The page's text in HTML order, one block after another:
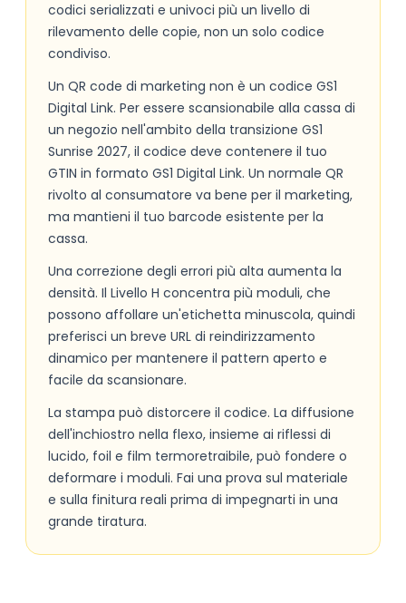
codici serializzati e univoci più un livello di
rilevamento delle copie, non un solo codice
condiviso.
Un QR code di marketing non è un codice GS1
Digital Link. Per essere scansionabile alla cassa di
un negozio nell'ambito della transizione GS1
Sunrise 2027, il codice deve contenere il tuo
GTIN in formato GS1 Digital Link. Un normale QR
rivolto al consumatore va bene per il marketing,
ma mantieni il tuo barcode esistente per la
cassa.
Una correzione degli errori più alta aumenta la
densità. Il Livello H concentra più moduli, che
possono affollare un'etichetta minuscola, quindi
preferisci un breve URL di reindirizzamento
dinamico per mantenere il pattern aperto e
facile da scansionare.
La stampa può distorcere il codice. La diffusione
dell'inchiostro nella flexo, insieme ai riflessi di
lucido, foil e film termoretraibile, può fondere o
deformare i moduli. Fai una prova sul materiale
e sulla finitura reali prima di impegnarti in una
grande tiratura.